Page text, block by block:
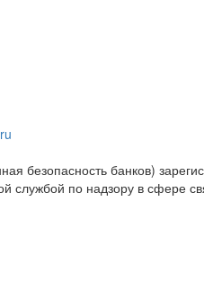
безопасность банков)
службой по надзору в сфере